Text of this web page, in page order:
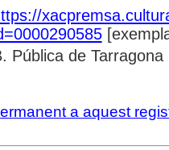
Pública de Tarragona
a aquest